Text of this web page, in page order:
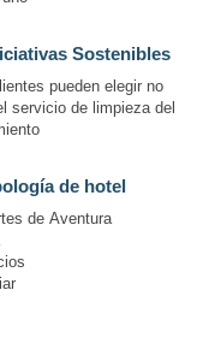
Sostenibles
pueden elegir no
servicio de limpieza del
de hotel
de Aventura